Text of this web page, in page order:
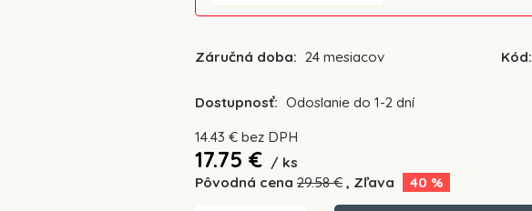
Záručná doba: 24 mesiacov Kód:
Dostupnosť: Odoslanie do 1-2 dní
14.43 € bez DPH
17.75 €
ks
Pôvodná cena 29.58€ Zľava 40 %